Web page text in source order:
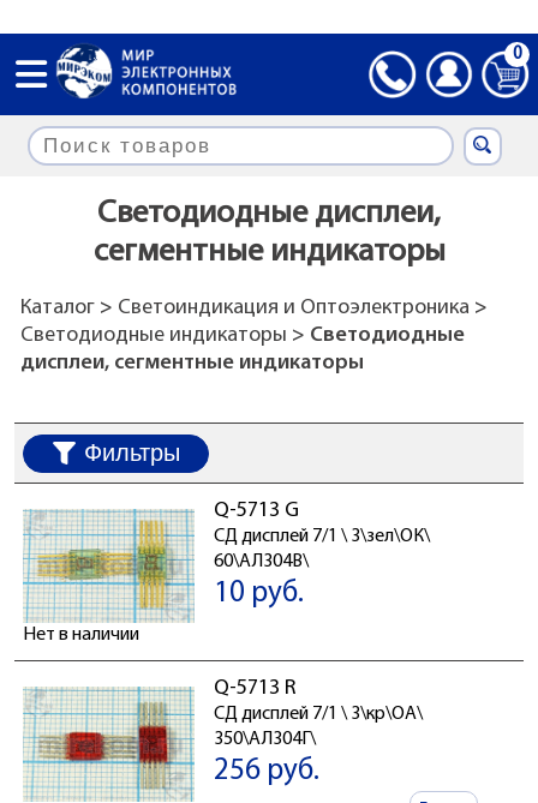
0
Светодиодные дисплеи,
сегментные индикаторы
Каталог> Светоиндикация и Оптоэлектроника >
Светодиодные индикаторы > Светодиодные
дисплеи, сегментные индикаторы
Фильтры
Q-5713 G
СД дисплей 7/1 \ 3\зел\ОК\
60\АЛ304В\
10 руб.
Нет в наличии
Q-5713 R
СД дисплей 7/1 \ 3\кр\ОА\
350\АЛ304Г\
256 руб.